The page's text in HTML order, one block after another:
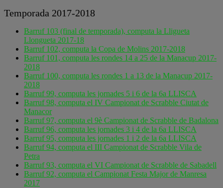
Temporada 2017-2018
Barruf 103 (final de temporada), computa la Lligueta
Llongueta 2017-18
Barruf 102, computa la Copa de Molins 2017-2018
Barruf 101, computa les rondes 14 a 25 de la Manacup 2017-
2018
Barruf 100, computa les rondes 1 a 13 de la Manacup 2017-
2018
Barruf 99, computa les jornades 5 i 6 de la 6a LLISCA
Barruf 98, computa el IV Campionat de Scrabble Ciutat de
Manacor
Barruf 97, computa el 9è Campionat de Scrabble de Badalona
Barruf 96, computa les jornades 3 i 4 de la 6a LLISCA
Barruf 95, computa les jornades 1 i 2 de la 6a LLISCA
Barruf 94, computa el III Campionat de Scrabble Vila de
Petra
Barruf 93, computa el VI Campionat de Scrabble de Sabadell
Barruf 92, computa el Campionat Festa Major de Manresa
2017